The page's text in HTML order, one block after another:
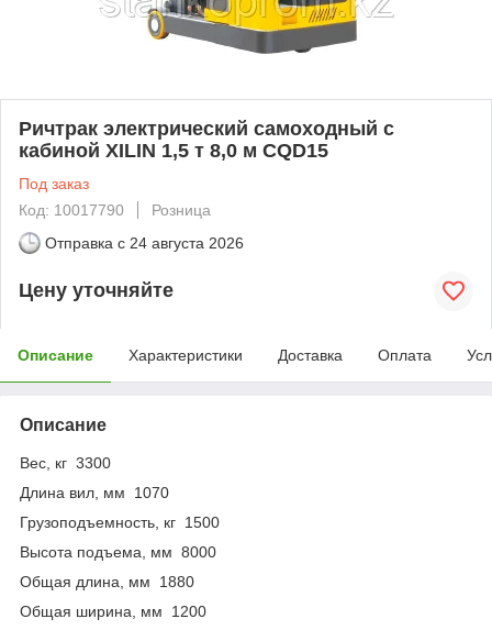
Ричтрак электрический самоходный с
кабиной XILIN 1,5 т 8,0 м CQD15
Под заказ
Код: 10017790
Розница
Отправка с 24 августа 2026
Цену уточняйте
Описание Характеристики Доставка Оплата
Описание
Вес, кг 3300
Длина вил, мм 1070
Грузоподъемность, кг 1500
Высота подъема, мм 8000
Общая длина, мм 1880
Общая ширина, мм 1200